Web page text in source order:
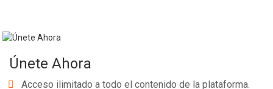
Únete Ahora
Acceso ilimitado a todo el contenido de la plataforma.